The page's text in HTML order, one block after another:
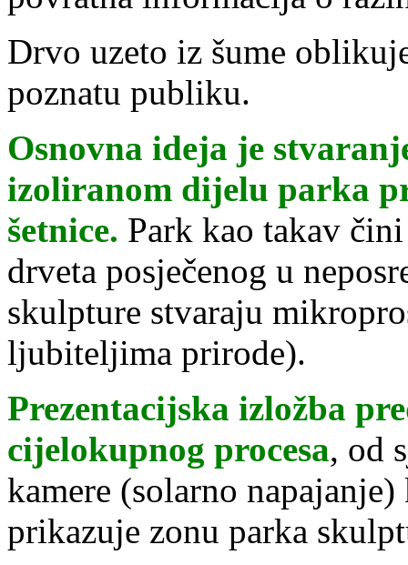
Drvo uzeto iz šume
poznatu publiku.
Osnovna ideja je
izoliranom dijelu parka
šetnice. Park kao takav
drveta posječenog u
skulpture stvaraju
ljubiteljima prirode).
Prezentacijska izložba
cijelokupnog procesa, od
kamere (solarno
prikazuje zonu parka